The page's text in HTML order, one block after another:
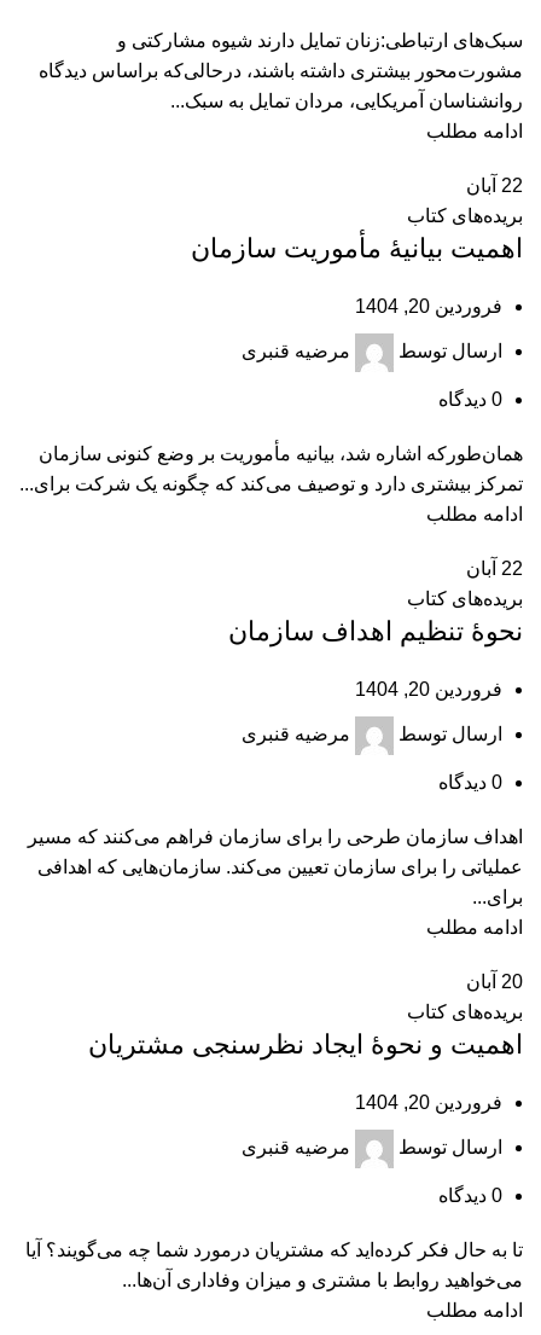
سبک‌های ارتباطی:زنان تمایل دارند شیوه مشارکتی و
مشورت‌محور بیشتری داشته باشند، درحالی‌که براساس دیدگاه
روانشناسان آمریکایی، مردان تمایل به سبک...
ادامه مطلب
22 آبان
بریده‌های کتاب
اهمیت بیانیۀ مأموریت سازمان
فروردین 20, 1404
ارسال توسط مرضیه قنبری
0 دیدگاه
همان‌طورکه اشاره شد، بیانیه مأموریت بر وضع کنونی سازمان
تمرکز بیشتری دارد و توصیف می‌کند که چگونه یک شرکت برای...
ادامه مطلب
22 آبان
بریده‌های کتاب
نحوۀ تنظیم اهداف سازمان
فروردین 20, 1404
ارسال توسط مرضیه قنبری
0 دیدگاه
اهداف سازمان طرحی را برای سازمان فراهم می‌کنند که مسیر
عملیاتی را برای سازمان تعیین می‌کند. سازمان‌هایی که اهدافی
برای...
ادامه مطلب
20 آبان
بریده‌های کتاب
اهمیت و نحوۀ ایجاد نظرسنجی مشتریان
فروردین 20, 1404
ارسال توسط مرضیه قنبری
0 دیدگاه
تا به حال فکر کرده‌اید که مشتریان درمورد شما چه می‌گویند؟ آیا
می‌خواهید روابط با مشتری و میزان وفاداری آن‌ها...
ادامه مطلب